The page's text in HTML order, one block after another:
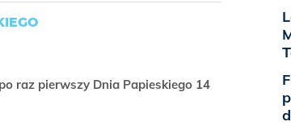
raz pierwszy Dnia Papieskiego 14